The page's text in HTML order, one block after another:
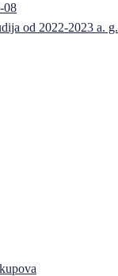
08
od 2022-2023 a. g.